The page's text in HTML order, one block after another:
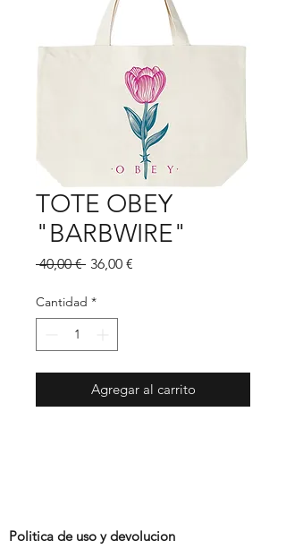
TOTE OBEY
"BARBWIRE"
40,00 € Precio
36,00 €
Cantidad *
Agregar al carrito
Politica de uso y devolucion